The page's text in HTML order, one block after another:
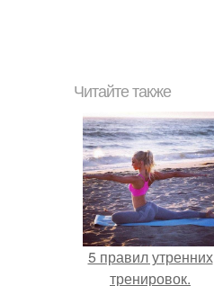
Читайте также
5 правил утренних
тренировок.